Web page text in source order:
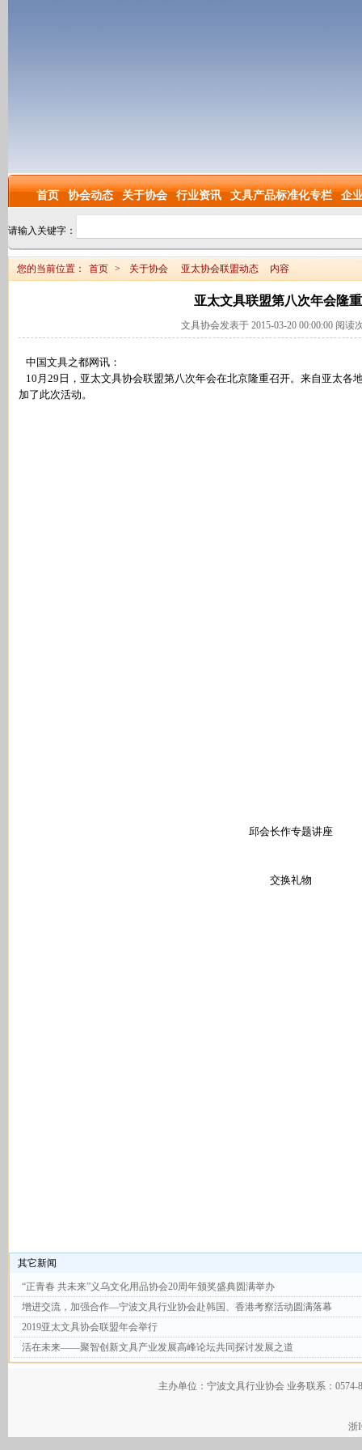
首页 协会动态 关于协会 行业资讯 文具产品标准化专栏 企
请输入关键字：
您的当前位置： 首页 > 关于协会 亚太协会联盟动态 内容
亚太文具联盟第八次年会隆
文具协会发表于 2015-03-20 00:00:00 阅读
中国文具之都网讯：
10月29日，亚太文具协会联盟第八次年会在北京隆重召开。来自亚太各
加了此次活动。
邱会长作专题讲座
交换礼物
其它新闻
“正青春 共未来”义乌文化用品协会20周年颁奖盛典圆满举办
增进交流，加强合作—宁波文具行业协会赴韩国、香港考察活动圆满落幕
2019亚太文具协会联盟年会举行
活在未来——聚智创新文具产业发展高峰论坛共同探讨发展之道
主办单位：宁波文具行业协会 业务联系：
浙